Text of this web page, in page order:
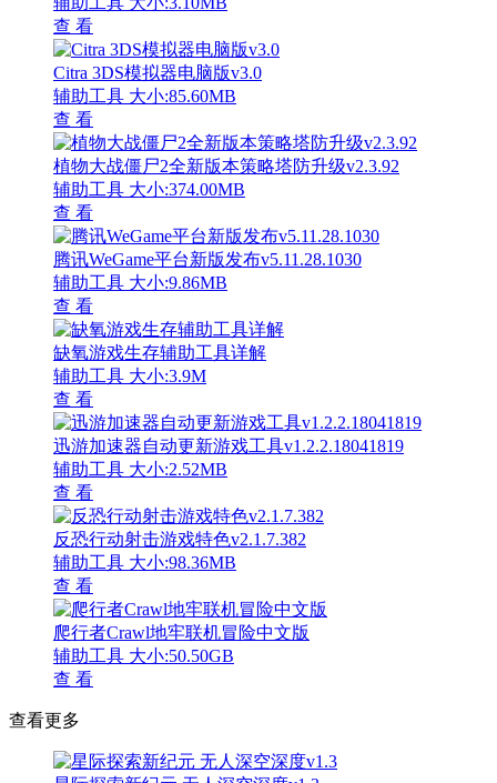
查 看
Citra 3DS模拟器电脑版v3.0
辅助工具 大小:85.60MB
查 看
植物大战僵尸2全新版本策略塔防升级v2.3.92
辅助工具 大小:374.00MB
查 看
腾讯WeGame平台新版发布v5.11.28.1030
辅助工具 大小:9.86MB
查 看
缺氧游戏生存辅助工具详解
辅助工具 大小:3.9M
查 看
迅游加速器自动更新游戏工具v1.2.2.18041819
辅助工具 大小:2.52MB
查 看
反恐行动射击游戏特色v2.1.7.382
辅助工具 大小:98.36MB
查 看
爬行者Crawl地牢联机冒险中文版
辅助工具 大小:50.50GB
查 看
查看更多